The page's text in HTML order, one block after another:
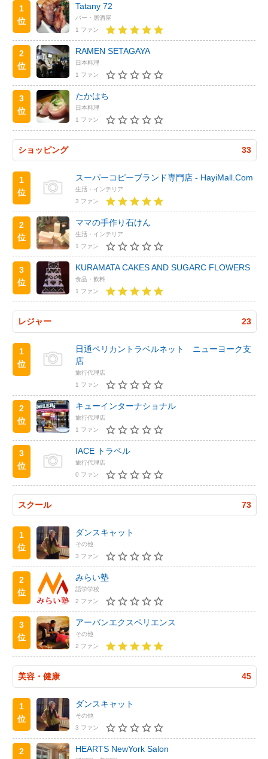
1
位
Tatany 72
バー・居酒屋
1 ファン
2
位
RAMEN SETAGAYA
日本料理
1 ファン
3
位
たかはち
日本料理
1 ファン
ショッピング 33
1
位
スーパーコピーブランド専門店 - HayiMall.Com
生活・インテリア
3 ファン
2
位
ママの手作り石けん
生活・インテリア
1 ファン
3
位
KURAMATA CAKES AND SUGARC FLOWERS
食品・飲料
1 ファン
レジャー 23
1
位
日通ペリカントラベルネット ニューヨーク支
店
旅行代理店
1 ファン
2
位
キューインターナショナル
旅行代理店
1 ファン
3
位
IACE トラベル
旅行代理店
0 ファン
スクール 73
1
位
ダンスキャット
その他
3 ファン
2
位
みらい塾
語学学校
2 ファン
3
位
アーバンエクスペリエンス
その他
2 ファン
美容・健康 45
1
位
ダンスキャット
その他
3 ファン
2
HEARTS NewYork Salon